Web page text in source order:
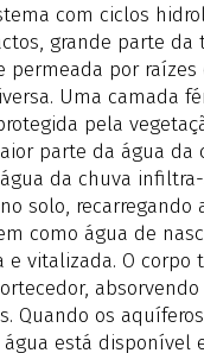
com ciclos
grande parte da
permeada por raízes
Uma camada
pela
parte da água da
da chuva
solo, recarregando
como água de
e vitalizada. O corpo
Quando os
está disponível